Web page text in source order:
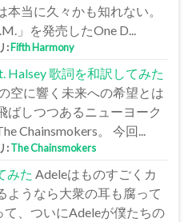
当に久々かも知れない。
」を発売したOne D...
:Fifth Harmony
Halsey 歌詞を和訳してみた
空に響く未来への希望とは
ばしつつあるニューヨーク
Chainsmokers。 今回...
:The Chainsmokers
みた Adeleはものすごくカ
ようなら大衆の耳も腐って
、ついにAdeleが僕たちの